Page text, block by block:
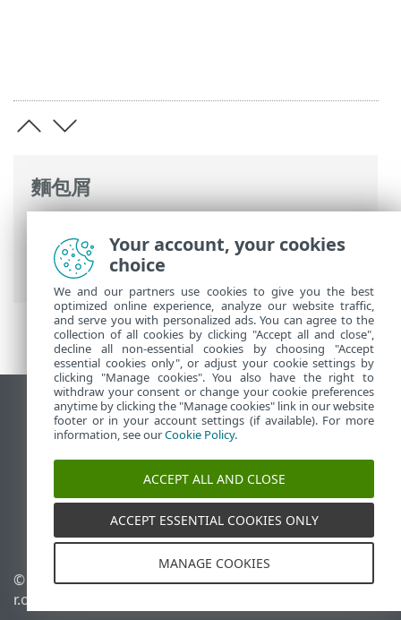
麵包屑
簡介> ESET PROTECT On-Prem 12.0 版的
新功能
檢視桌面網站
End of Life
ESET 知識庫
ESET Status Portal
© 1992 - 2026 ESET, spol. s
r.o. - 保留所有權利。
管理 Cookie
Your account, your cookies
choice
We and our partners use cookies to give you the best
optimized online experience, analyze our website traffic,
and serve you with personalized ads. You can agree to the
collection of all cookies by clicking "Accept all and close",
decline all non-essential cookies by choosing "Accept
essential cookies only", or adjust your cookie settings by
clicking "Manage cookies". You also have the right to
withdraw your consent or change your cookie preferences
anytime by clicking the "Manage cookies" link in our website
footer or in your account settings (if available). For more
information, see ourCookie Policy.
ACCEPT ALL AND CLOSE
ACCEPT ESSENTIAL COOKIES ONLY
MANAGE COOKIES